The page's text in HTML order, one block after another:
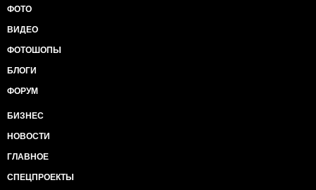
ФОТО
ВИДЕО
ФОТОШОПЫ
БЛОГИ
ФОРУМ
БИЗНЕС
НОВОСТИ
ГЛАВНОЕ
СПЕЦПРОЕКТЫ